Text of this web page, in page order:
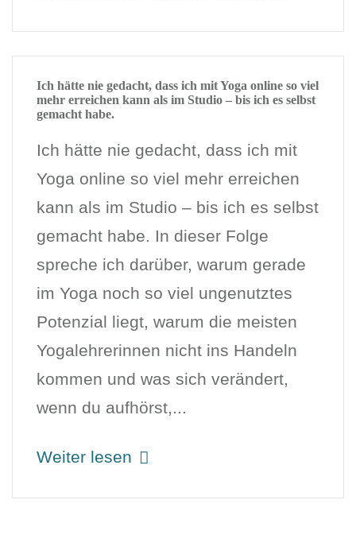
Ich hätte nie gedacht, dass ich mit Yoga online so viel
mehr erreichen kann als im Studio – bis ich es selbst
gemacht habe.
Ich hätte nie gedacht, dass ich mit
Yoga online so viel mehr erreichen
kann als im Studio – bis ich es selbst
gemacht habe. In dieser Folge
spreche ich darüber, warum gerade
im Yoga noch so viel ungenutztes
Potenzial liegt, warum die meisten
Yogalehrerinnen nicht ins Handeln
kommen und was sich verändert,
wenn du aufhörst,...
Weiter lesen